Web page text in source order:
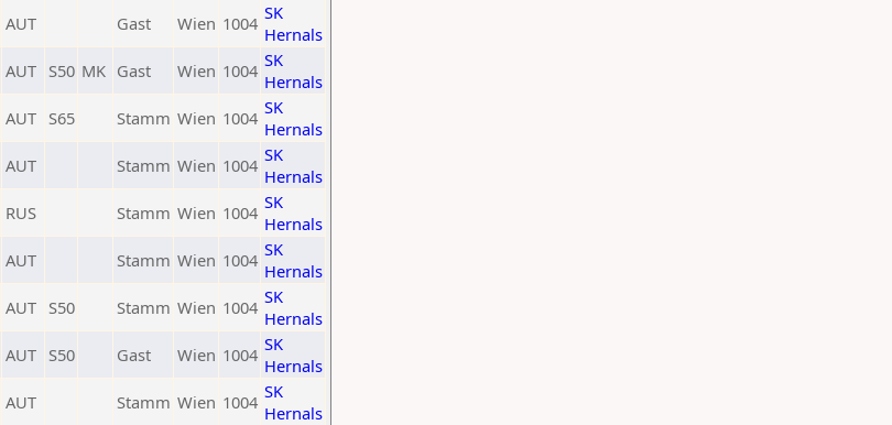
AUT Gast Wien 1004 SK
Hernals
AUT S50 MK Gast Wien 1004 SK
Hernals
AUT S65 Stamm Wien 1004 SK
Hernals
AUT Stamm Wien 1004 SK
Hernals
RUS Stamm Wien 1004 SK
Hernals
AUT Stamm Wien 1004 SK
Hernals
AUT S50 Stamm Wien 1004 SK
Hernals
AUT S50 Gast Wien 1004 SK
Hernals
AUT Stamm Wien 1004 SK
Hernals